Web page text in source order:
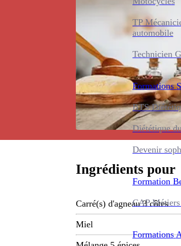
TP
automobile
Technicien
Formations
BTS
Diététique
Devenir
Formation
CAP
Formations
Ingrédients pour
Carré(s) d'agneau 3 côtes
Miel